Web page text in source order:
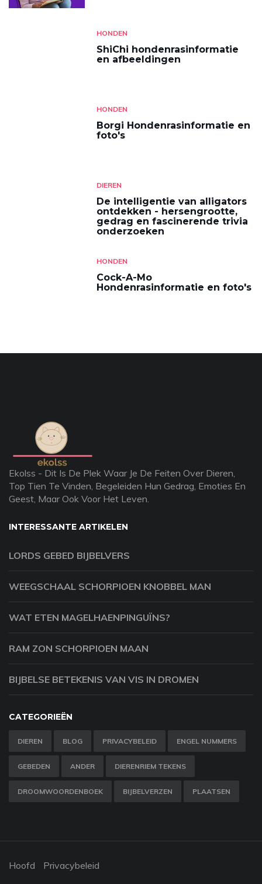
HONDEN
ShiChi hondenrasinformatie
en afbeeldingen
HONDEN
Borgi Hondenrasinformatie en
foto's
DIEREN
De intelligentie van alligators
ontdekken - hersengrootte,
gedrag en fascinerende trivia
onderzoeken
HONDEN
Cock-A-Mo
Hondenrasinformatie en foto's
Ekolss - Dit Is De Plek Waar Je De Feiten Over Dieren,
Top Tien Te Vinden, Begeleiden Hun Gedrag, Emoties En
Geest, Maar Ook Voor Het Leven.
INTERESSANTE ARTIKELEN
LORDS GEBED BIJBELVERS
WEEGSCHAAL SCHORPIOEN KNOBBEL MAN
WAT ETEN MAGELHAENPINGUÏNS?
RAM ZON SCHORPIOEN MAAN
BIJBELSE BETEKENIS VAN VIS IN DROMEN
CATEGORIEËN
DIEREN BLOG PRIVACYBELEID ENGEL NUMMERS
GEBEDEN ANDER DIERENRIEM TEKENS
DROOMWOORDENBOEK BIJBELVERZEN PLAATSEN
Hoofd Privacybeleid